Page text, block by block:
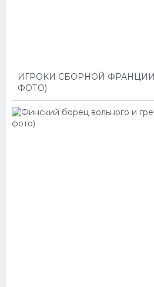
ИГРОКИ СБОРНОЙ ФРАНЦИИ
ФОТО)